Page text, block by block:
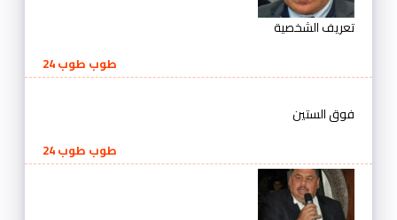
تعريف الشخصية
طوب طوب 24
فوق الستين
طوب طوب 24